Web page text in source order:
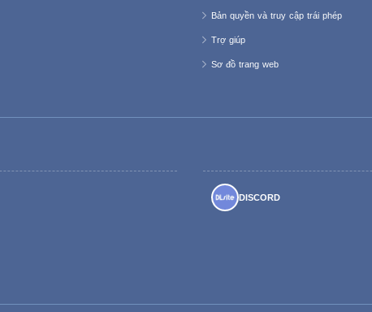
Bản quyền và truy cập trái phép
Trợ giúp
Sơ đồ trang web
DISCORD